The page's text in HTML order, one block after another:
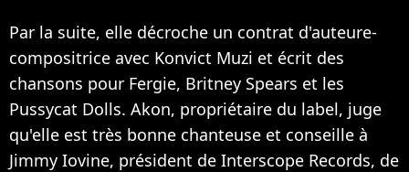
Par la suite, elle décroche un contrat d'auteure-
compositrice avec Konvict Muzi et écrit des
chansons pour Fergie, Britney Spears et les
Pussycat Dolls. Akon, propriétaire du label, juge
qu'elle est très bonne chanteuse et conseille à
Jimmy Iovine, président de Interscope Records, de